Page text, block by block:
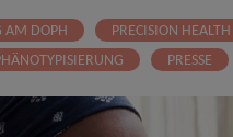
AM DOPH
PRECISION
PRESSE